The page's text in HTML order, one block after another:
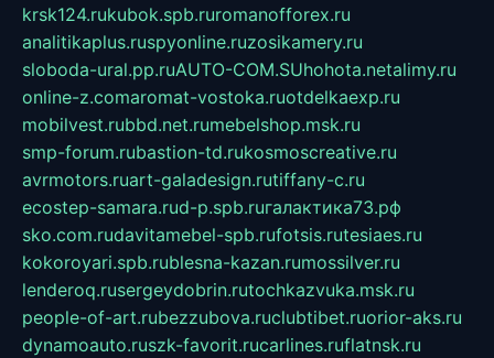
krsk124.rukubok.spb.ruromanofforex.ru
analitikaplus.ruspyonline.ruzosikamery.ru
sloboda-ural.pp.ruAUTO-COM.SUhohota.netalimy.ru
online-z.comaromat-vostoka.ruotdelkaexp.ru
mobilvest.rubbd.net.rumebelshop.msk.ru
smp-forum.rubastion-td.rukosmoscreative.ru
avrmotors.ruart-galadesign.rutiffany-c.ru
ecostep-samara.rud-p.spb.ruгалактика73.рф
sko.com.rudavitamebel-spb.rufotsis.rutesiaes.ru
kokoroyari.spb.rublesna-kazan.rumossilver.ru
lenderoq.rusergeydobrin.rutochkazvuka.msk.ru
people-of-art.rubezzubova.ruclubtibet.ruorior-aks.ru
dynamoauto.ruszk-favorit.rucarlines.ruflatnsk.ru